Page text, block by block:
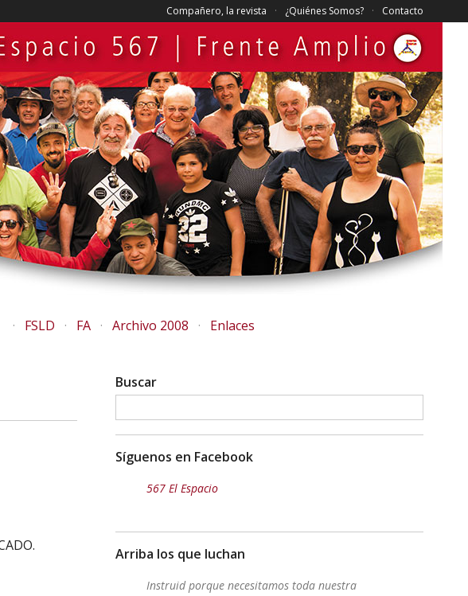
Compañero, la revista ¿Quiénes Somos? Contacto
FSLD FA Archivo 2008 Enlaces
Buscar
Síguenos en Facebook
567 El Espacio
Arriba los que luchan
Instruid porque necesitamos toda nuestra